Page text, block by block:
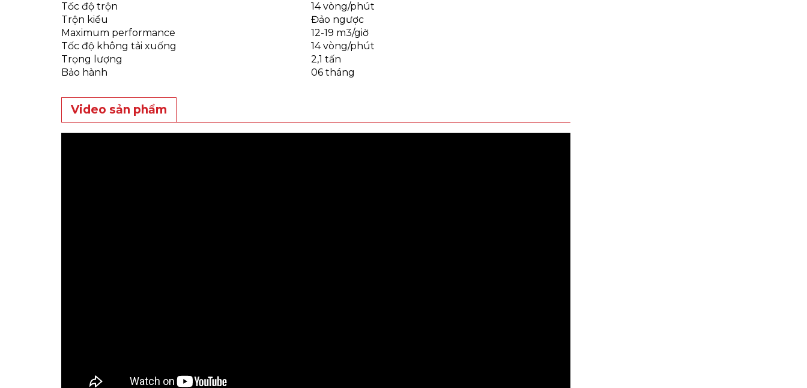
Tốc độ trộn
14 vòng/phút
Trộn kiểu
Đảo ngược
Maximum performance
12-19 m3/giờ
Tốc độ không tải xuống
14 vòng/phút
Trọng lượng
2,1 tấn
Bảo hành
06 tháng
Video sản phẩm